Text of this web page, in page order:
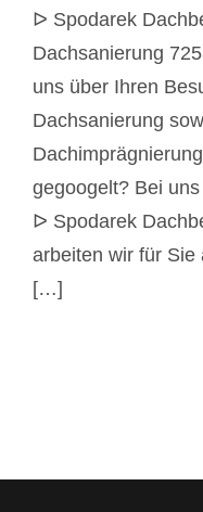
ᐅ Spodarek
Dachsanierung
uns über Ihren
Dachsanierung
gegoogelt? Bei
ᐅ Spodarek
arbeiten wir für Sie
[…]